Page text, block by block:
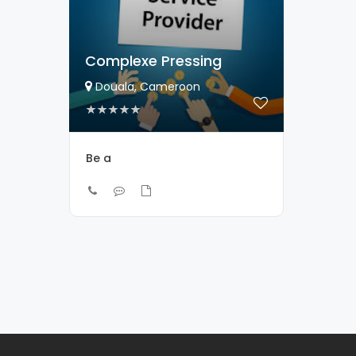
Complexe Pressing
Douala, Cameroon
Be a